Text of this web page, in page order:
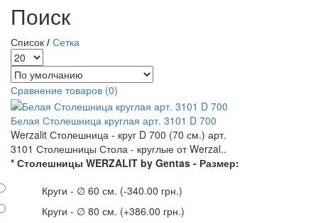
Поиск
Список / Сетка
Сравнение товаров (0)
Белая Столешница круглая арт. 3101 D 700
Werzalit Столешница - круг D 700 (70 см.) арт.
3101 Столешницы Стола - круглые от Werzal..
* Столешницы WERZALIT by Gentas - Размер:
Круги - ∅ 60 см. (-340.00 грн.)
Круги - ∅ 80 см. (+386.00 грн.)